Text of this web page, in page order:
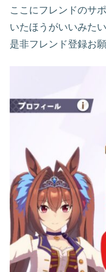
ここにフレンドのサ
いたほうがいいみたい
是非フレンド登録お